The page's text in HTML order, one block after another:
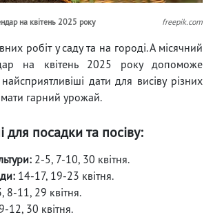
на квітень 2025 року freepik.com
робіт у саду та на городі. А місячний
на квітень 2025 року допоможе
дати для висіву різних
гарний урожай.
для посадки та посіву:
2-5, 7-10, 30 квітня.
14-17, 19-23 квітня.
8-11, 29 квітня.
12, 30 квітня.